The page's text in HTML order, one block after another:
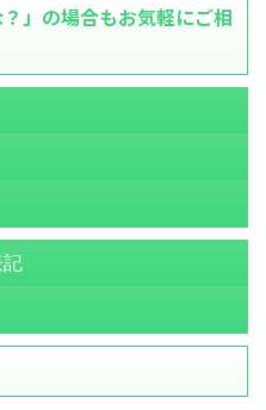
」の場合もお気軽にご相